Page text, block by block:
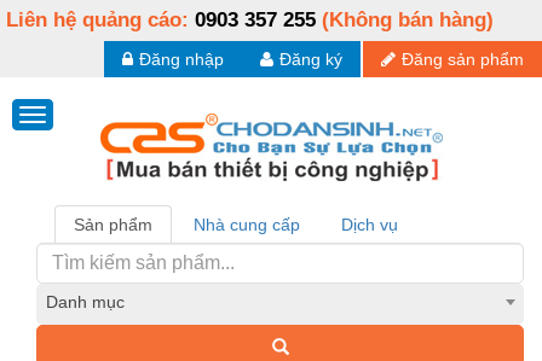
Liên hệ quảng cáo: 0903 357 255 (Không bán hàng)
Đăng sản phẩm
Đăng ký
Đăng nhập
Sản phẩm Nhà cung cấp Dịch vụ
Danh mục